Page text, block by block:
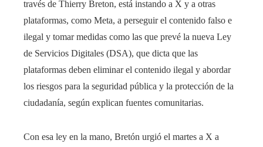
través de Thierry Breton, está instando a X y a otras
plataformas, como Meta, a perseguir el contenido falso e
ilegal y tomar medidas como las que prevé la nueva Ley
de Servicios Digitales (DSA), que dicta que las
plataformas deben eliminar el contenido ilegal y abordar
los riesgos para la seguridad pública y la protección de la
ciudadanía, según explican fuentes comunitarias.
Con esa ley en la mano, Bretón urgió el martes a X a